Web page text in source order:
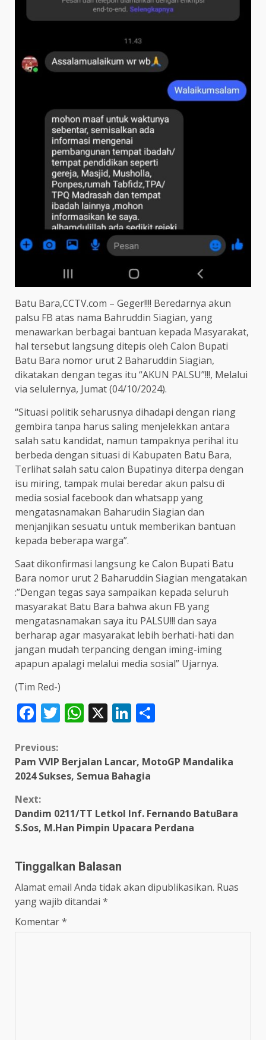
Batu Bara,CCTV.com – Geger!!!! Beredarnya akun
palsu FB atas nama Bahruddin Siagian, yang
menawarkan berbagai bantuan kepada Masyarakat,
hal tersebut langsung ditepis oleh Calon Bupati
Batu Bara nomor urut 2 Baharuddin Siagian,
dikatakan dengan tegas itu “AKUN PALSU”!!!, Melalui
via selulernya, Jumat (04/10/2024).
“Situasi politik seharusnya dihadapi dengan riang
gembira tanpa harus saling menjelekkan antara
salah satu kandidat, namun tampaknya perihal itu
berbeda dengan situasi di Kabupaten Batu Bara,
Terlihat salah satu calon Bupatinya diterpa dengan
isu miring, tampak mulai beredar akun palsu di
media sosial facebook dan whatsapp yang
mengatasnamakan Baharudin Siagian dan
menjanjikan sesuatu untuk memberikan bantuan
kepada beberapa warga”.
Saat dikonfirmasi langsung ke Calon Bupati Batu
Bara nomor urut 2 Baharuddin Siagian mengatakan
:”Dengan tegas saya sampaikan kepada seluruh
masyarakat Batu Bara bahwa akun FB yang
mengatasnamakan saya itu PALSU!!! dan saya
berharap agar masyarakat lebih berhati-hati dan
jangan mudah terpancing dengan iming-iming
apapun apalagi melalui media sosial” Ujarnya.
(Tim Red-)
Facebook
Twitter
WhatsApp
X LinkedIn
Continue
Reading
Previous:
Pam VVIP Berjalan Lancar, MotoGP Mandalika
2024 Sukses, Semua Bahagia
Next:
Dandim 0211/TT Letkol Inf. Fernando BatuBara
S.Sos, M.Han Pimpin Upacara Perdana
Tinggalkan Balasan
Alamat email Anda tidak akan dipublikasikan. Ruas
yang wajib ditandai *
Komentar*